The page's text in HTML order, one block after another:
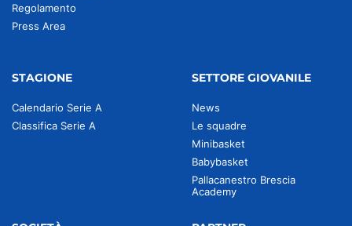
Regolamento
Press Area
STAGIONE
Calendario Serie A
Classifica Serie A
SETTORE GIOVANILE
News
Le squadre
Minibasket
Babybasket
Pallacanestro Brescia
Academy